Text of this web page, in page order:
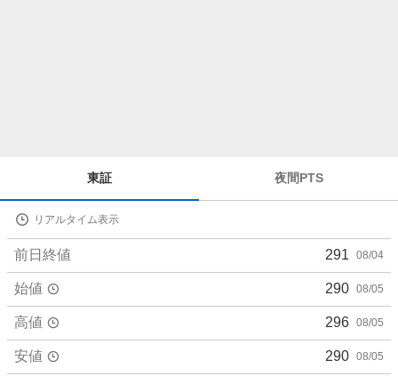
詳
値
東証 夜間PTS
リアルタイム表示
前日終値 291 08/04
始値 290 08/05
高値 296 08/05
安値 290 08/05